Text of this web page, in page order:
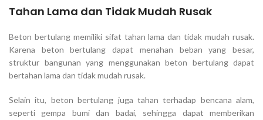
Tahan Lama dan Tidak Mudah Rusak
Beton bertulang memiliki sifat tahan lama dan tidak mudah rusak.
Karena beton bertulang dapat menahan beban yang besar,
struktur bangunan yang menggunakan beton bertulang dapat
bertahan lama dan tidak mudah rusak.
Selain itu, beton bertulang juga tahan terhadap bencana alam,
seperti gempa bumi dan badai, sehingga dapat memberikan